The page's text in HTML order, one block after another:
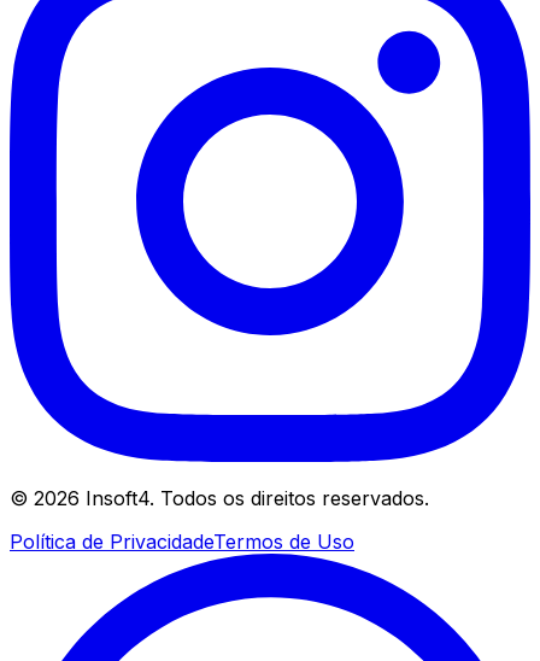
© 2026 Insoft4. Todos os direitos reservados.
Política de PrivacidadeTermos de Uso